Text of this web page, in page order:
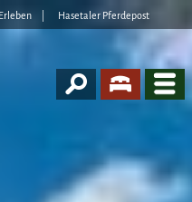
Erleben Hasetaler Pferdepost